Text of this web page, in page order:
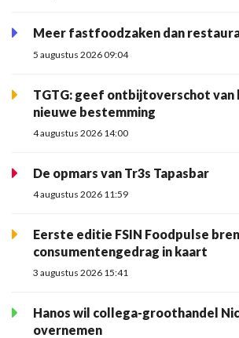
Meer fastfoodzaken dan
5 augustus 2026 09:04
TGTG: geef ontbijtoverschot van
nieuwe bestemming
4 augustus 2026 14:00
De opmars van Tr3s Tapasbar
4 augustus 2026 11:59
Eerste editie FSIN Foodpulse
consumentengedrag in kaart
3 augustus 2026 15:41
Hanos wil collega-groothandel
overnemen